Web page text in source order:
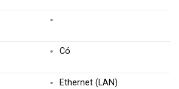
Có
Ethernet (LAN)